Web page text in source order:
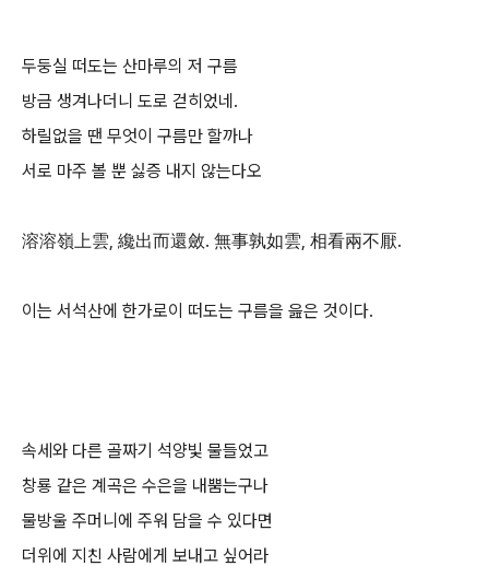
두둥실 떠도는 산마루의 저 구름
방금 생겨나더니 도로 걷히었네.
하릴없을 땐 무엇이 구름만 할까나
서로 마주 볼 뿐 싫증 내지 않는다오
溶溶嶺上雲, 纔出而還斂. 無事孰如雲, 相看兩不厭.
이는 서석산에 한가로이 떠도는 구름을 읊은 것이다.
속세와 다른 골짜기 석양빛 물들었고
창룡 같은 계곡은 수은을 내뿜는구나
물방울 주머니에 주워 담을 수 있다면
더위에 지친 사람에게 보내고 싶어라